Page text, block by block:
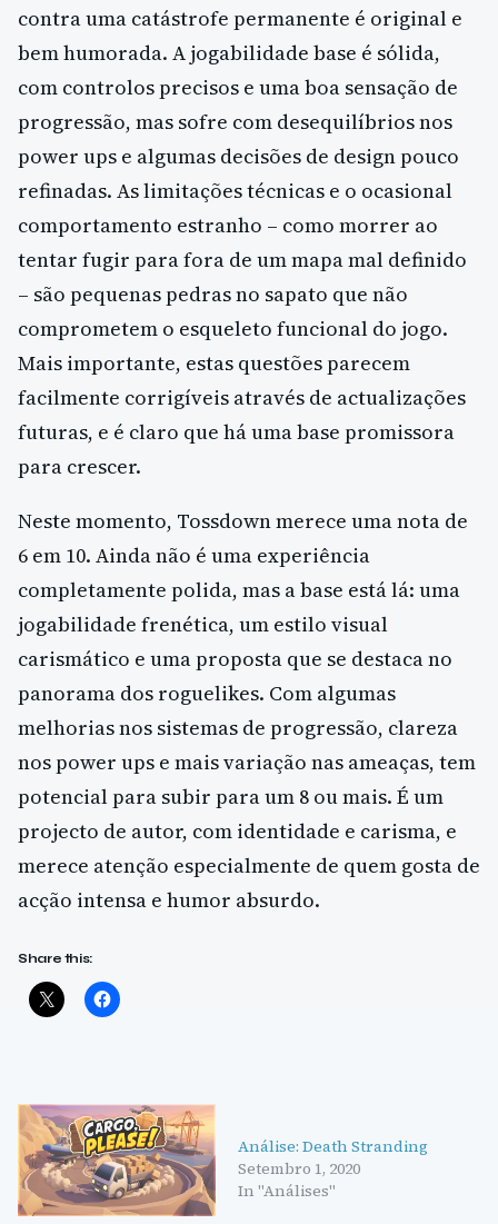
contra uma catástrofe permanente é original e
bem humorada. A jogabilidade base é sólida,
com controlos precisos e uma boa sensação de
progressão, mas sofre com desequilíbrios nos
power ups e algumas decisões de design pouco
refinadas. As limitações técnicas e o ocasional
comportamento estranho – como morrer ao
tentar fugir para fora de um mapa mal definido
– são pequenas pedras no sapato que não
comprometem o esqueleto funcional do jogo.
Mais importante, estas questões parecem
facilmente corrigíveis através de actualizações
futuras, e é claro que há uma base promissora
para crescer.
Neste momento, Tossdown merece uma nota de
6 em 10. Ainda não é uma experiência
completamente polida, mas a base está lá: uma
jogabilidade frenética, um estilo visual
carismático e uma proposta que se destaca no
panorama dos roguelikes. Com algumas
melhorias nos sistemas de progressão, clareza
nos power ups e mais variação nas ameaças, tem
potencial para subir para um 8 ou mais. É um
projecto de autor, com identidade e carisma, e
merece atenção especialmente de quem gosta de
acção intensa e humor absurdo.
Share this:
Análise: Death Stranding
Setembro 1, 2020
In "Análises"